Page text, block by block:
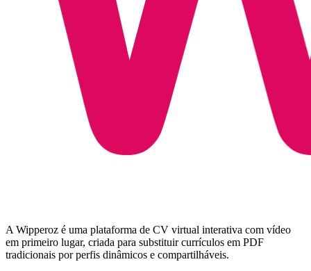
A Wipperoz é uma plataforma de CV virtual interativa com vídeo
em primeiro lugar, criada para substituir currículos em PDF
tradicionais por perfis dinâmicos e compartilháveis.